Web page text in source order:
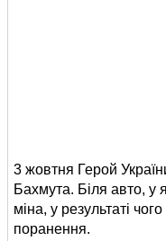
3 жовтня Герой
Бахмута. Біля авто, у
міна, у результаті
поранення.